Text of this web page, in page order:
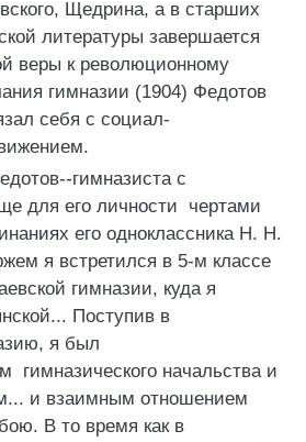
Щедрина, а в старших
литературы завершается
веры к революционному
гимназии (1904) Федотов
себя с социал-
гимназиста с
для его личности чертами
его одноклассника Н. Н.
я встретился в 5-м классе
гимназии, куда я
Поступив в
я был
гимназического начальства и
и взаимным отношением
В то время как в